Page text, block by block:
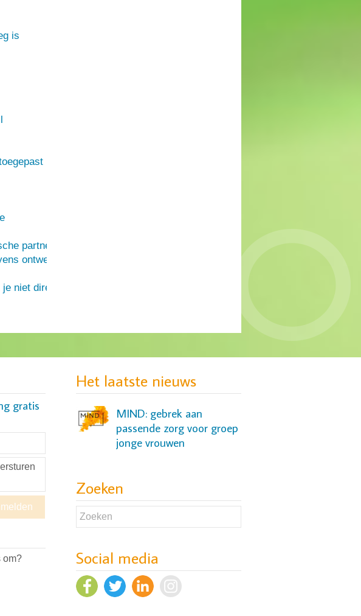
is
partner
ontwerpen
niet direct ziet
gratis
om?
Het laatste nieuws
MIND: gebrek aan
passende zorg voor groep
jonge vrouwen
Onderzoek naar
meerwaarde verkennend
Onderzoek naar slaap- en
cognitieve problemen bij
mensen met een
Zoeken
Social media